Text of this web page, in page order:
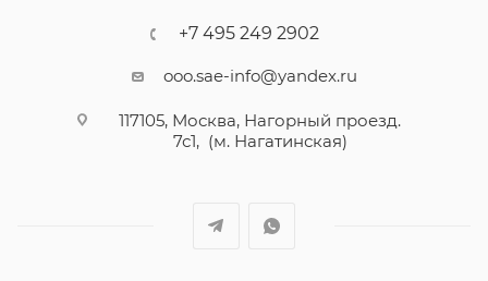
+7 495 249 2902
ooo.sae-info@yandex.ru
117105, Москва, Нагорный проезд.
7с1, (м. Нагатинская)